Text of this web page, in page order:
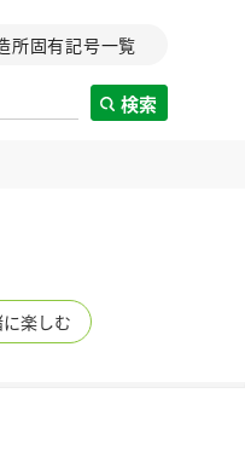
所固有記号一覧
検索
楽しむ